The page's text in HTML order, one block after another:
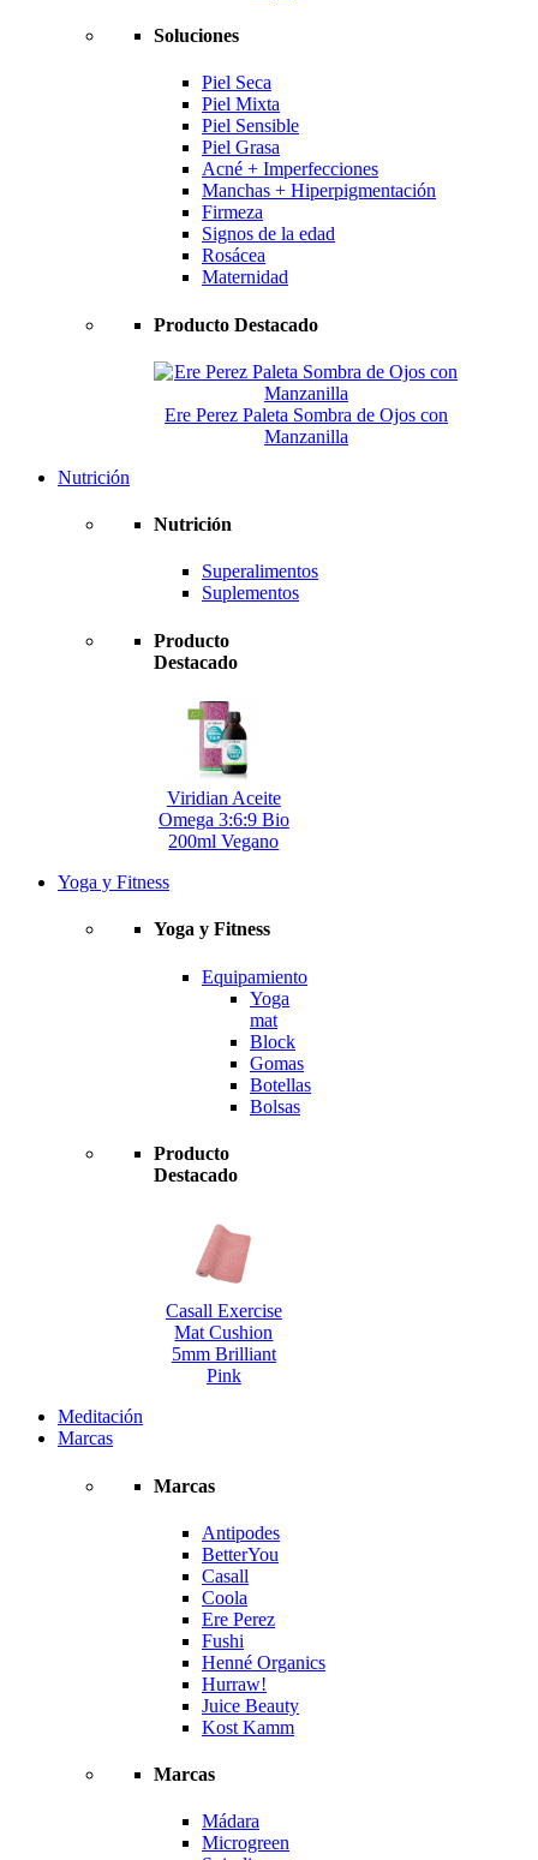
Soluciones
Piel Seca
Piel Mixta
Piel Sensible
Piel Grasa
Acné + Imperfecciones
Manchas + Hiperpigmentación
Firmeza
Signos de la edad
Rosácea
Maternidad
Producto Destacado
Ere Perez Paleta Sombra de Ojos con
Manzanilla
Nutrición
Nutrición
Superalimentos
Suplementos
Producto
Destacado
Viridian Aceite
Omega 3:6:9 Bio
200ml Vegano
Yoga y Fitness
Yoga y Fitness
Equipamiento
Yoga
mat
Block
Gomas
Botellas
Bolsas
Producto
Destacado
Casall Exercise
Mat Cushion
5mm Brilliant
Pink
Meditación
Marcas
Marcas
Antipodes
BetterYou
Casall
Coola
Ere Perez
Fushi
Henné Organics
Hurraw!
Juice Beauty
Kost Kamm
Marcas
Mádara
Microgreen